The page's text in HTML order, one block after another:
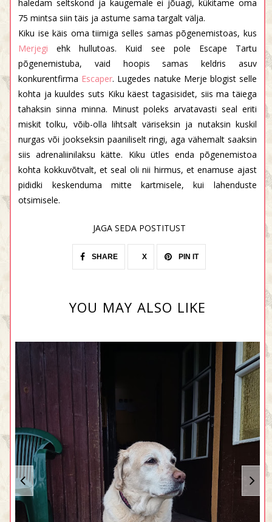
haledam seltskond ja kaugemale ei jõuagi, kükitame oma
75 mintsa siin täis ja astume sama targalt välja.
Kiku ise käis oma tiimiga selles samas põgenemistoas, kus
Merjegiehk hullutoas. Kuid see pole Escape Tartu
põgenemistuba, vaid hoopis samas keldris asuv
konkurentfirma Escaper. Lugedes natuke Merje blogist selle
kohta ja kuuldes suts Kiku käest tagasisidet, siis ma täiega
tahaksin sinna minna. Minust poleks arvatavasti seal eriti
miskit tolku, võib-olla lihtsalt väriseksin ja nutaksin kuskil
nurgas või jookseksin paaniliselt ringi, aga vähemalt saaksin
siis adrenaliinilaksu kätte. Kiku ütles enda põgenemistoa
kohta kokkuvõtvalt, et seal oli nii hirmus, et enamuse ajast
pididki keskenduma mitte kartmisele, kui lahenduste
otsimisele.
JAGA SEDA POSTITUST
SHARE X PIN IT
YOU MAY ALSO LIKE